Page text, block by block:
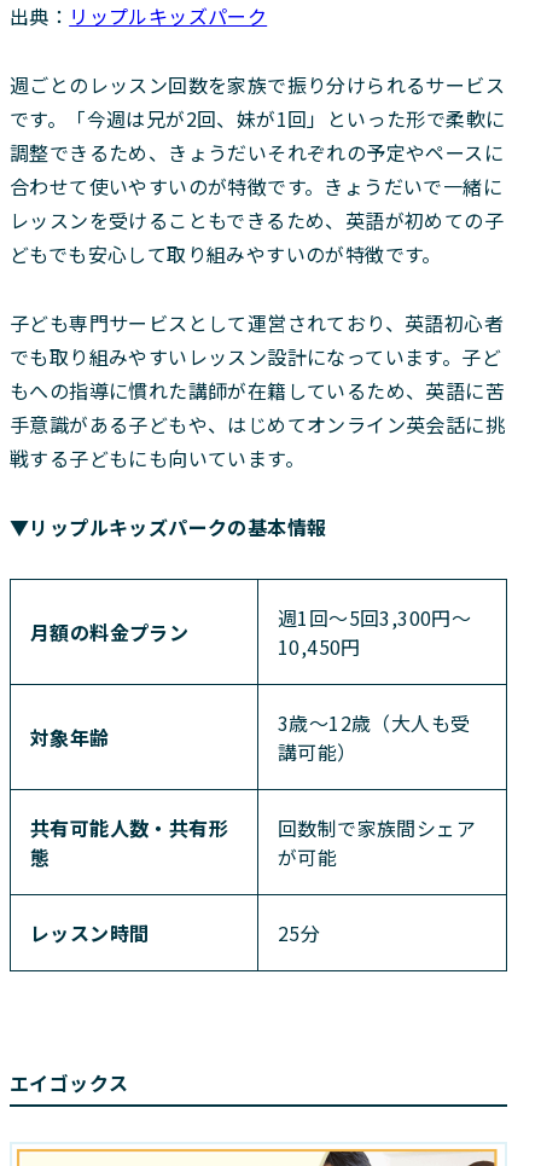
出典： リップルキッズパーク
週ごとのレッスン回数を家族で振り分けられるサービス
です。「今週は兄が2回、妹が1回」といった形で柔軟に
調整できるため、きょうだいそれぞれの予定やペースに
合わせて使いやすいのが特徴です。きょうだいで一緒に
レッスンを受けることもできるため、英語が初めての子
どもでも安心して取り組みやすいのが特徴です。
子ども専門サービスとして運営されており、英語初心者
でも取り組みやすいレッスン設計になっています。子ど
もへの指導に慣れた講師が在籍しているため、英語に苦
手意識がある子どもや、はじめてオンライン英会話に挑
戦する子どもにも向いています。
▼リップルキッズパークの基本情報
月額の料金プラン
週1回〜5回3,300円〜
10,450円
対象年齢
3歳～12歳（大人も受
講可能）
共有可能人数・共有形
態
回数制で家族間シェア
が可能
レッスン時間 25分
エイゴックス